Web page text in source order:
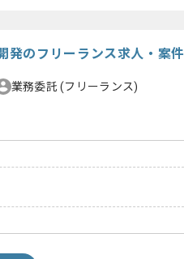
発のフリーランス求人・案件
業務委託(フリーランス)